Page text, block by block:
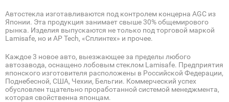
Автостекла изготавливаются под контролем концерна AGC из
Японии. Эта продукция занимает свыше 30% общемирового
рынка. Изделия выпускаются не только под торговой маркой
Lamisafe, но и AP Tech, «Сплинтех» и прочее.
Каждое 3 новое авто, выезжающее за пределы любого
автозавода, оснащено лобовым стеклом Lamisafe. Предприятия
японского изготовителя расположены в Российской Федерации,
Поднебесной, США, Чехии, Бельгии. Коммерческий успех
обусловлен тщательно проработанной системой менеджмента,
которая свойственна японцам.